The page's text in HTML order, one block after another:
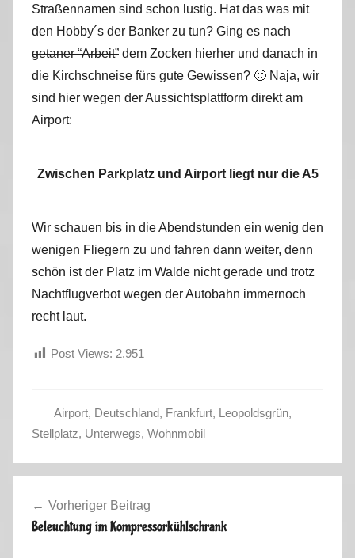
Straßennamen sind schon lustig. Hat das was mit
den Hobby´s der Banker zu tun? Ging es nach
getaner “Arbeit” dem Zocken hierher und danach in
die Kirchschneise fürs gute Gewissen? 🙂 Naja, wir
sind hier wegen der Aussichtsplattform direkt am
Airport:
Zwischen Parkplatz und Airport liegt nur die A5
Wir schauen bis in die Abendstunden ein wenig den
wenigen Fliegern zu und fahren dann weiter, denn
schön ist der Platz im Walde nicht gerade und trotz
Nachtflugverbot wegen der Autobahn immernoch
recht laut.
Post Views: 2.951
C
r
a
Airport, Deutschland, Frankfurt, Leopoldsgrün,
Stellplatz, Unterwegs, Wohnmobil
Vorheriger Beitrag
Beleuchtung im Kompressorkühlschrank